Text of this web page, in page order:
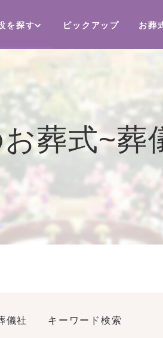
を探す ピックアップ お葬
葬式~葬
儀社 キーワード検索